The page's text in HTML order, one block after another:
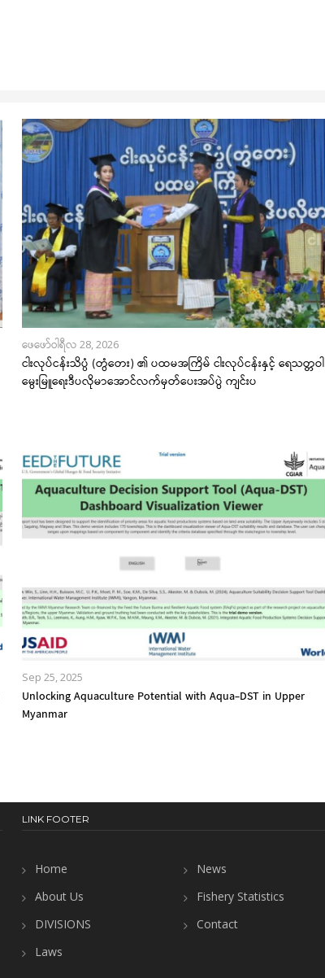
ဖေဖော်ဝါရီလ 28, 2026
ငါးလုပ်ငန်းသိပ္ပံ (တွံတေး) ၏ ပထမအကြိမ် ငါးလုပ်ငန်းနှင့် ရေသတ္တဝါ
မွေးမြူရေးဒီပလိုမာအောင်လက်မှတ်ပေးအပ်ပွဲ ကျင်းပ
Sep 25, 2025
Unlocking Aquaculture Potential with Aqua-DST in Upper
Myanmar
LINK FOOTER
Home
About Us
DIVISIONS
Laws
News
Fishery Statistics
Contact